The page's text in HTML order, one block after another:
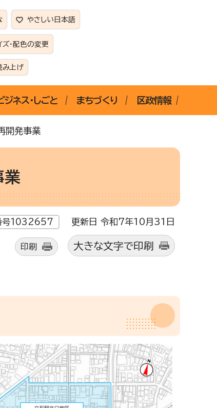
やさしい日本語
ズ・配色の変更
み上げ
ジネス・しごと まちづくり 区政情報
開発事業
業
号1032657 更新日 令和7年10月31日
印刷 大きな文字で印刷